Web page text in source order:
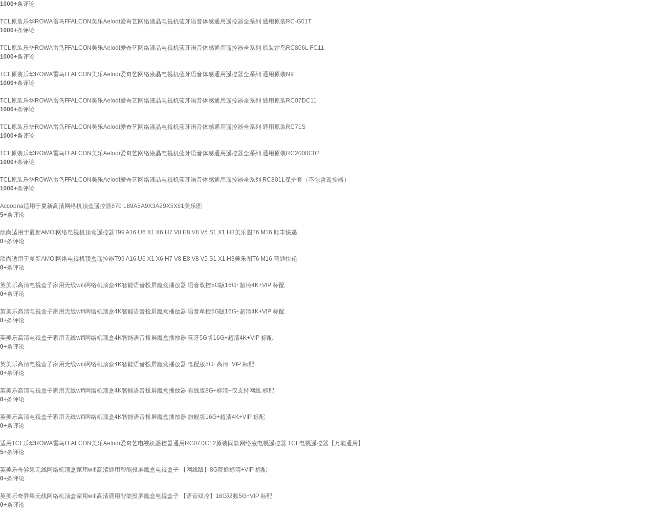
1000+条评论
TCL原装乐华ROWA雷鸟FFALCON美乐Aelodi爱奇艺网络液晶电视机蓝牙语音体感通用遥控器全系列 通用原装RC-G01T
1000+条评论
TCL原装乐华ROWA雷鸟FFALCON美乐Aelodi爱奇艺网络液晶电视机蓝牙语音体感通用遥控器全系列 原装雷鸟RC806L FC11
1000+条评论
TCL原装乐华ROWA雷鸟FFALCON美乐Aelodi爱奇艺网络液晶电视机蓝牙语音体感通用遥控器全系列 通用原装N9
1000+条评论
TCL原装乐华ROWA雷鸟FFALCON美乐Aelodi爱奇艺网络液晶电视机蓝牙语音体感通用遥控器全系列 通用原装RC07DC11
1000+条评论
TCL原装乐华ROWA雷鸟FFALCON美乐Aelodi爱奇艺网络液晶电视机蓝牙语音体感通用遥控器全系列 通用原装RC71S
1000+条评论
TCL原装乐华ROWA雷鸟FFALCON美乐Aelodi爱奇艺网络液晶电视机蓝牙语音体感通用遥控器全系列 通用原装RC2000C02
1000+条评论
TCL原装乐华ROWA雷鸟FFALCON美乐Aelodi爱奇艺网络液晶电视机蓝牙语音体感通用遥控器全系列 RC801L保护套（不包含遥控器）
1000+条评论
Accoona适用于夏新高清网络机顶盒遥控器870 L89A5A9X3A29X5X61美乐图
5+条评论
欣尚适用于夏新AMOI网络电视机顶盒遥控器T99 A16 U6 X1 X6 H7 V8 E8 V8 V5 S1 X1 H3美乐图T6 M16 顺丰快递
0+条评论
欣尚适用于夏新AMOI网络电视机顶盒遥控器T99 A16 U6 X1 X6 H7 V8 E8 V8 V5 S1 X1 H3美乐图T6 M16 普通快递
0+条评论
英美乐高清电视盒子家用无线wifi网络机顶盒4K智能语音投屏魔盒播放器 语音双控5G版16G+超清4K+VIP 标配
0+条评论
英美乐高清电视盒子家用无线wifi网络机顶盒4K智能语音投屏魔盒播放器 语音单控5G版16G+超清4K+VIP 标配
0+条评论
英美乐高清电视盒子家用无线wifi网络机顶盒4K智能语音投屏魔盒播放器 蓝牙5G版16G+超清4K+VIP 标配
0+条评论
英美乐高清电视盒子家用无线wifi网络机顶盒4K智能语音投屏魔盒播放器 低配版8G+高清+VIP 标配
0+条评论
英美乐高清电视盒子家用无线wifi网络机顶盒4K智能语音投屏魔盒播放器 有线版8G+标清+仅支持网线 标配
0+条评论
英美乐高清电视盒子家用无线wifi网络机顶盒4K智能语音投屏魔盒播放器 旗舰版16G+超清4K+VIP 标配
0+条评论
适用TCL乐华ROWA雷鸟FFALCON美乐Aelodi爱奇艺电视机遥控器通用RC07DC12原装同款网络液电视遥控器 TCL电视遥控器【万能通用】
5+条评论
英美乐奇异果无线网络机顶盒家用wifi高清通用智能投屏魔盒电视盒子 【网线版】8G普通标清+VIP 标配
0+条评论
英美乐奇异果无线网络机顶盒家用wifi高清通用智能投屏魔盒电视盒子 【语音双控】16G双频5G+VIP 标配
0+条评论